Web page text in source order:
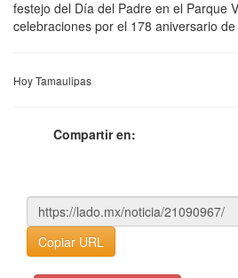
festejo del Día del Padre en el Parque
celebraciones por el 178 aniversario
Hoy Tamaulipas
Compartir en:
Copiar URL